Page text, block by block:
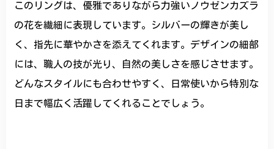
このリングは、優雅でありながら力強いノウゼンカズラ
の花を繊細に表現しています。シルバーの輝きが美し
く、指先に華やかさを添えてくれます。デザインの細部
には、職人の技が光り、自然の美しさを感じさせます。
どんなスタイルにも合わせやすく、日常使いから特別な
日まで幅広く活躍してくれることでしょう。